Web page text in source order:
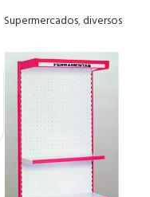
Supermercados,diversos